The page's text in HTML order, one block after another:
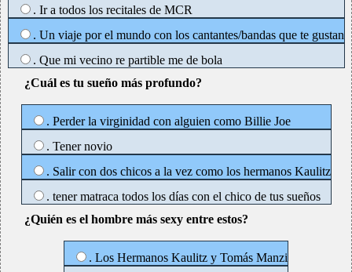
. Ir a todos los recitales de MCR
. Un viaje por el mundo con los cantantes/bandas que te gustan
. Que mi vecino re partible me de bola
¿Cuál es tu sueño más profundo?
. Perder la virginidad con alguien como Billie Joe
. Tener novio
. Salir con dos chicos a la vez como los hermanos Kaulitz
. tener matraca todos los días con el chico de tus sueños
¿Quién es el hombre más sexy entre estos?
. Los Hermanos Kaulitz y Tomás Manzi